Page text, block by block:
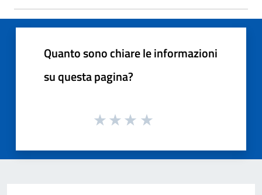
Quanto sono chiare le informazioni
su questa pagina?